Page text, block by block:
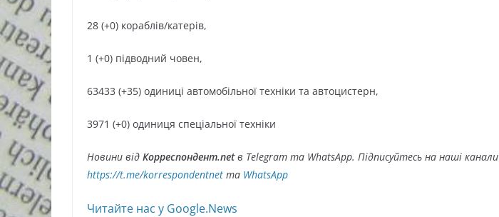
28 (+0) кораблів/катерів,
1 (+0) підводний човен,
63433 (+35) одиниці автомобільної техніки та автоцистерн,
3971 (+0) одиниця спеціальної техніки
Новини від Корреспондент.netв Telegram та WhatsApp. Підписуйтесь на наші канали
https://t.me/korrespondentnet та WhatsApp
Читайте нас у Google.News